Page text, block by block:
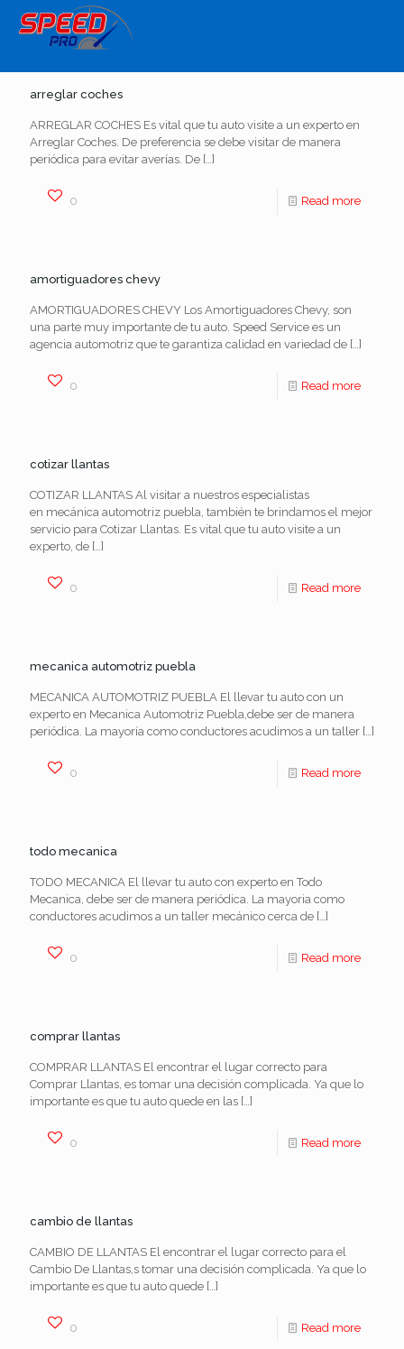
arreglar coches
ARREGLAR COCHES Es vital que tu auto visite a un experto en
Arreglar Coches. De preferencia se debe visitar de manera
periódica para evitar averías. De […]
0 Read more
amortiguadores chevy
AMORTIGUADORES CHEVY Los Amortiguadores Chevy, son
una parte muy importante de tu auto. Speed Service es un
agencia automotriz que te garantiza calidad en variedad de […]
0 Read more
cotizar llantas
COTIZAR LLANTAS Al visitar a nuestros especialistas
en mecánica automotriz puebla, también te brindamos el mejor
servicio para Cotizar Llantas. Es vital que tu auto visite a un
experto, de […]
0 Read more
mecanica automotriz puebla
MECANICA AUTOMOTRIZ PUEBLA El llevar tu auto con un
experto en Mecanica Automotriz Puebla,debe ser de manera
periódica. La mayoría como conductores acudimos a un taller […]
0 Read more
todo mecanica
TODO MECANICA El llevar tu auto con experto en Todo
Mecanica, debe ser de manera periódica. La mayoria como
conductores acudimos a un taller mecánico cerca de […]
0 Read more
comprar llantas
COMPRAR LLANTAS El encontrar el lugar correcto para
Comprar Llantas, es tomar una decisión complicada. Ya que lo
importante es que tu auto quede en las […]
0 Read more
cambio de llantas
CAMBIO DE LLANTAS El encontrar el lugar correcto para el
Cambio De Llantas,s tomar una decisión complicada. Ya que lo
importante es que tu auto quede […]
0 Read more